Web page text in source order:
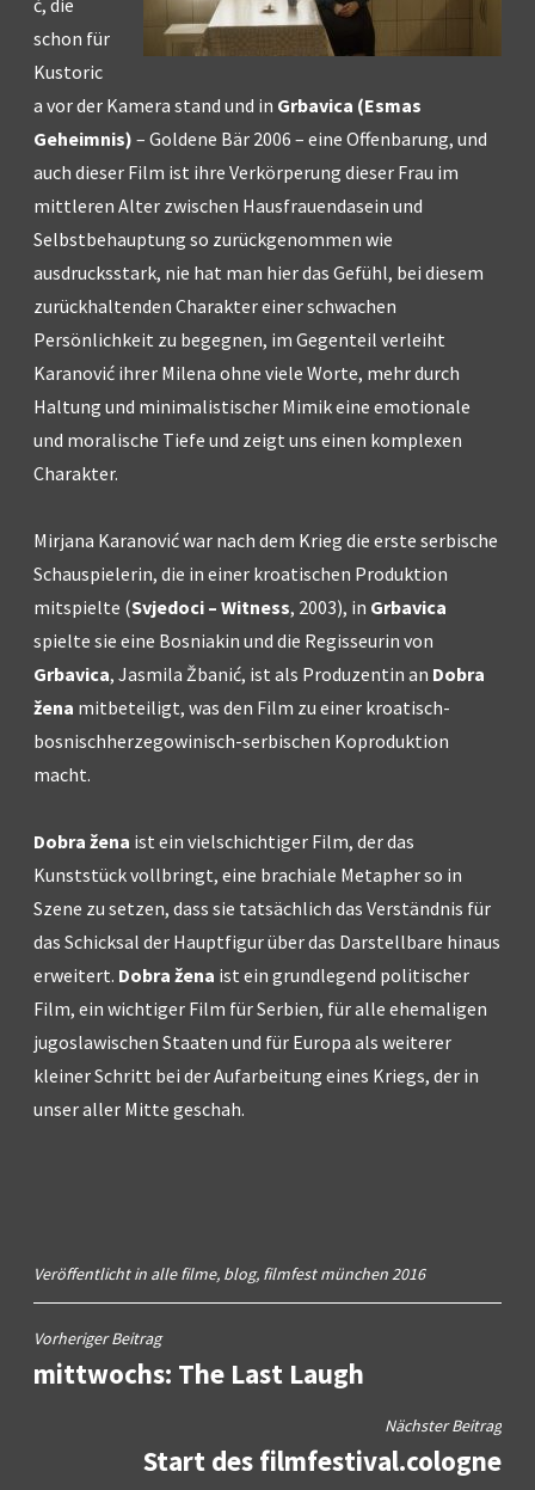
schon für
Kustoric
a vor der Kamera stand und in Grbavica (Esmas
Geheimnis) – Goldene Bär 2006 – eine Offenbarung, und
auch dieser Film ist ihre Verkörperung dieser Frau im
mittleren Alter zwischen Hausfrauendasein und
Selbstbehauptung so zurückgenommen wie
ausdrucksstark, nie hat man hier das Gefühl, bei diesem
zurückhaltenden Charakter einer schwachen
Persönlichkeit zu begegnen, im Gegenteil verleiht
Karanović ihrer Milena ohne viele Worte, mehr durch
Haltung und minimalistischer Mimik eine emotionale
und moralische Tiefe und zeigt uns einen komplexen
Charakter.
Mirjana Karanović war nach dem Krieg die erste serbische
Schauspielerin, die in einer kroatischen Produktion
mitspielte (Svjedoci – Witness, 2003), in Grbavica
spielte sie eine Bosniakin und die Regisseurin von
Grbavica, Jasmila Žbanić, ist als Produzentin an Dobra
žena mitbeteiligt, was den Film zu einer kroatisch-
bosnischherzegowinisch-serbischen Koproduktion
macht.
Dobra žena ist ein vielschichtiger Film, der das
Kunststück vollbringt, eine brachiale Metapher so in
Szene zu setzen, dass sie tatsächlich das Verständnis für
das Schicksal der Hauptfigur über das Darstellbare hinaus
erweitert. Dobra žena ist ein grundlegend politischer
Film, ein wichtiger Film für Serbien, für alle ehemaligen
jugoslawischen Staaten und für Europa als weiterer
kleiner Schritt bei der Aufarbeitung eines Kriegs, der in
unser aller Mitte geschah.
Veröffentlicht in alle filme, blog, filmfest münchen 2016
Beitragsnavigation
Vorheriger Beitrag
mittwochs: The Last Laugh
Nächster Beitrag
Start des filmfestival.cologne